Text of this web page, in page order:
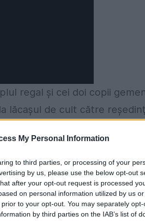
My Personal Information
to third parties, or processing of your
by us, please use the below opt-out
after your opt-out request is processed
on personal information utilized by us
to your opt-out. You may separately
by third parties on the IAB’s list of
regal şi cei doi copii
lăcaşul de cult către
a anunţat un
într-un altă ceremonie,
la urcarea pe tron a Prinţului